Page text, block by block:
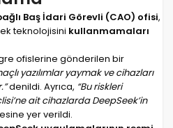
Baş İdari Görevli (CAO) ofisi,
teknolojisini kullanmamaları
ofislerine gönderilen bir
yazılımlar yaymak ve cihazları
denildi. Ayrıca, “Bu riskleri
ait cihazlarda DeepSeek’in
yer verildi.